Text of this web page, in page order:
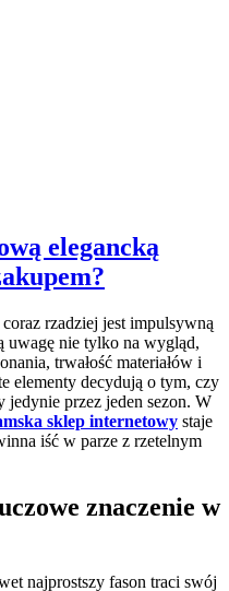
elegancką
rzadziej jest impulsywną
uwagę nie tylko na wygląd,
trwałość materiałów i
elementy decydują o tym, czy
jedynie przez jeden sezon. W
sklep internetowy staje
iść w parze z rzetelnym
znaczenie w
najprostszy fason traci swój